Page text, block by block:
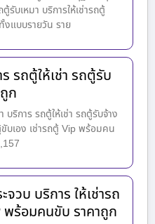
รับเหมา บริการให้เช่ารถตู้
แบบรายวัน ราย
รถตู้ให้เช่า รถตู้รับ
ก
บริการ รถตู้ให้เช่า รถตู้รับจ้าง
บเอง เช่ารถตู้ Vip พร้อมคน
จวบ บริการ ให้เช่ารถ
ร้อมคนขับ ราคาถูก